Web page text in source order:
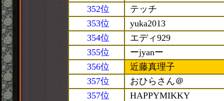
352位
テッチ
353位
yuka2013
354位
エディ929
355位
ーjyanー
356位
近藤真理子
357位
おひらさん＠
357位
HAPPYMIKKY